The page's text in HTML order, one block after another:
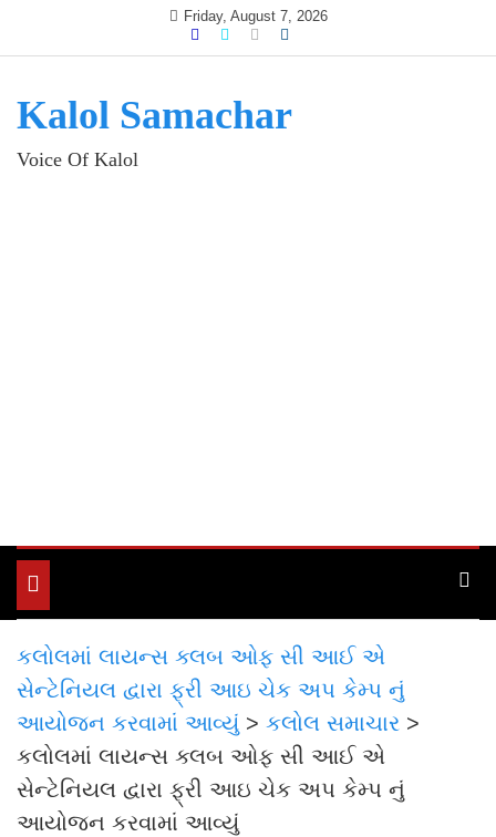
Friday, August 7, 2026
Kalol Samachar
Voice Of Kalol
Toggle
navigation
કલોલમાં લાયન્સ ક્લબ ઓફ સી આઈ એ
સેન્ટેનિયલ દ્વારા ફ્રી આઇ ચેક અપ કેમ્પ નું
આયોજન કરવામાં આવ્યું > કલોલ સમાચાર >
કલોલમાં લાયન્સ ક્લબ ઓફ સી આઈ એ
સેન્ટેનિયલ દ્વારા ફ્રી આઇ ચેક અપ કેમ્પ નું
આયોજન કરવામાં આવ્યું